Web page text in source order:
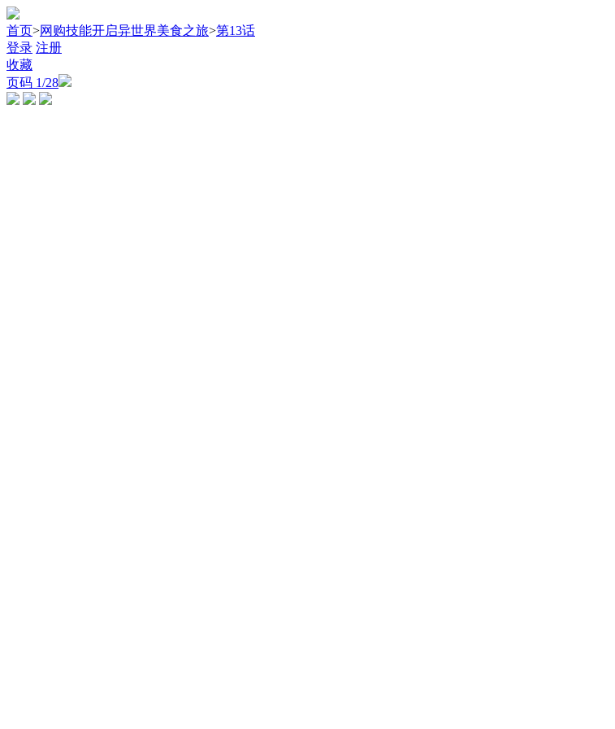
首页>网购技能开启异世界美食之旅>第13话
登录 注册
收藏
页码 1/28